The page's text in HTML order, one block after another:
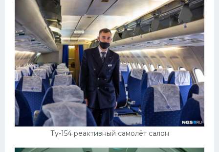
Ту-154 реактивный самолёт салон